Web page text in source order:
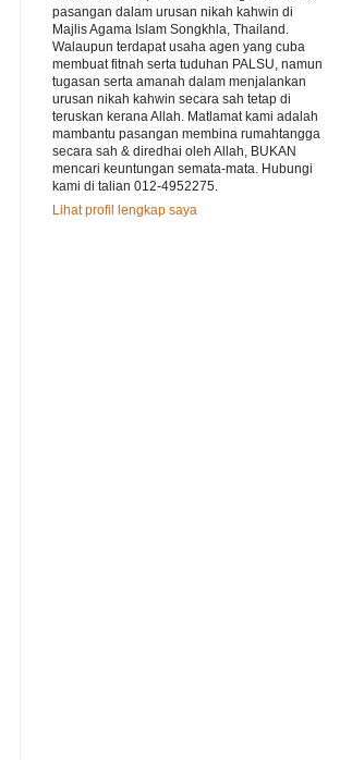
pasangan dalam urusan nikah kahwin di
Majlis Agama Islam Songkhla, Thailand.
Walaupun terdapat usaha agen yang cuba
membuat fitnah serta tuduhan PALSU, namun
tugasan serta amanah dalam menjalankan
urusan nikah kahwin secara sah tetap di
teruskan kerana Allah. Matlamat kami adalah
mambantu pasangan membina rumahtangga
secara sah & diredhai oleh Allah, BUKAN
mencari keuntungan semata-mata. Hubungi
kami di talian 012-4952275.
Lihat profil lengkap saya